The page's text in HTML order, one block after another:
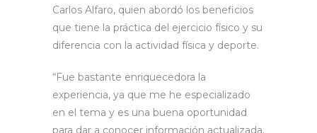
Carlos Alfaro, quien abordó los beneficios
que tiene la práctica del ejercicio físico y su
diferencia con la actividad física y deporte.
“Fue bastante enriquecedora la
experiencia, ya que me he especializado
en el tema y es una buena oportunidad
para dar a conocer información actualizada.